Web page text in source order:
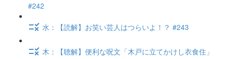
#242
水：【読解】お笑い芸人はつらいよ！？ #243
木：【聴解】便利な呪文「木戸に立てかけし衣食住」